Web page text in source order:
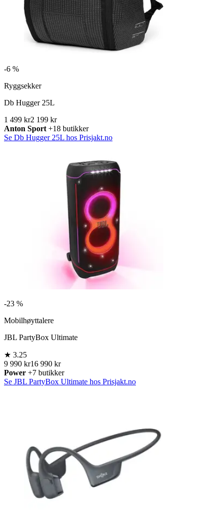
-6 %
Ryggsekker
Db Hugger 25L
1 499 kr2 199 kr
Anton Sport +18 butikker
Se Db Hugger 25L hos Prisjakt.no
-23 %
Mobilhøyttalere
JBL PartyBox Ultimate
★ 3.25
9 990 kr16 990 kr
Power +7 butikker
Se JBL PartyBox Ultimate hos Prisjakt.no